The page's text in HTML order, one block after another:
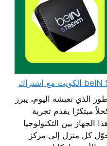
الذي تعيشه اليوم، يبرز
مبتكرًا يقدم تجربة
بين التكنولوجيا
كل منزل إلى مركز